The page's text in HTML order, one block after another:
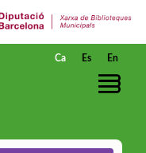
Ca Es En